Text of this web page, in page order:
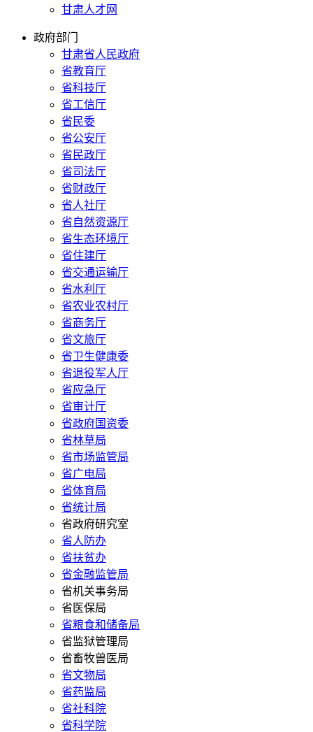
甘肃人才网
政府部门
甘肃省人民政府
省教育厅
省科技厅
省工信厅
省民委
省公安厅
省民政厅
省司法厅
省财政厅
省人社厅
省自然资源厅
省生态环境厅
省住建厅
省交通运输厅
省水利厅
省农业农村厅
省商务厅
省文旅厅
省卫生健康委
省退役军人厅
省应急厅
省审计厅
省政府国资委
省林草局
省市场监管局
省广电局
省体育局
省统计局
省政府研究室
省人防办
省扶贫办
省金融监管局
省机关事务局
省医保局
省粮食和储备局
省监狱管理局
省畜牧兽医局
省文物局
省药监局
省社科院
省科学院